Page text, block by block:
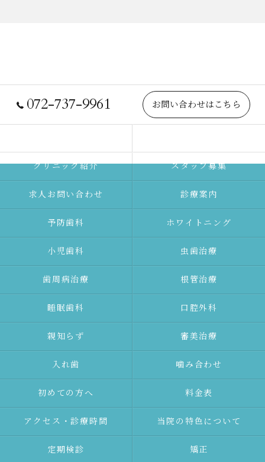
072-737-9961 お問い合わせはこちら
クリニック紹介 スタッフ募集
求人お問い合わせ 診療案内
予防⻭科 ホワイトニング
⼩児⻭科 ⾍⻭治療
⻭周病治療 根管治療
睡眠歯科 口腔外科
親知らず 審美治療
⼊れ⻭ 噛み合わせ
初めての⽅へ 料金表
アクセス・診療時間 当院の特色について
定期検診 矯正